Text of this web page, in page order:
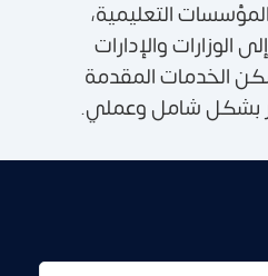
المؤسسات التعليمية،
الوزارات والإدارات
الخدمات المقدمة
بشكل شامل وعملي.